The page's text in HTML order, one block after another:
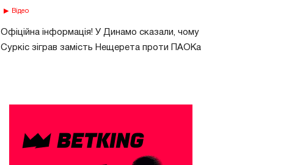
Відео
Офіційна інформація! У Динамо сказали, чому
Суркіс зіграв замість Нещерета проти ПАОКа